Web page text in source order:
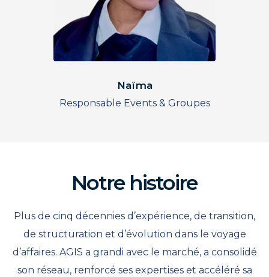
Naïma
Responsable Events & Groupes
Notre histoire
Plus de cinq décennies d’expérience, de transition,
de structuration et d’évolution dans le voyage
d’affaires. AGIS a grandi avec le marché, a consolidé
son réseau, renforcé ses expertises et accéléré sa